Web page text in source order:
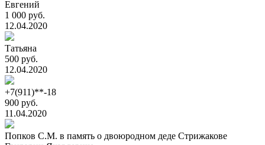
Евгений
1 000 руб.
12.04.2020
Татьяна
500 руб.
12.04.2020
+7(911)**-18
900 руб.
11.04.2020
Попков С.М. в память о двоюродном деде Стрижакове